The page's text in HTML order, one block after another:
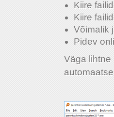
Kiire
Kiire
Võimalik
Pidev
Väga lihtne